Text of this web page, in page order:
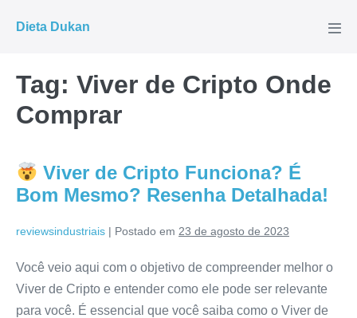
para
conteúdo
Dieta Dukan
Tag: Viver de Cripto Onde
Comprar
Viver de Cripto Funciona? É
Bom Mesmo? Resenha Detalhada!
reviewsindustriais | Postado em 23 de agosto de 2023
Você veio aqui com o objetivo de compreender melhor o
Viver de Cripto e entender como ele pode ser relevante
para você. É essencial que você saiba como o Viver de